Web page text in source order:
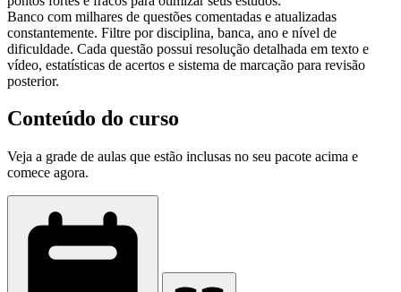
Banco com milhares de questões comentadas e atualizadas
constantemente. Filtre por disciplina, banca, ano e nível de
dificuldade. Cada questão possui resolução detalhada em texto e
vídeo, estatísticas de acertos e sistema de marcação para revisão
posterior.
Conteúdo do curso
Veja a grade de aulas que estão inclusas no seu pacote acima e
comece agora.